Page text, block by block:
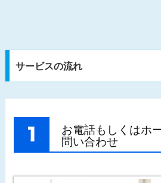
サービスの流れ
お電話もしくはホ
問い合わせ